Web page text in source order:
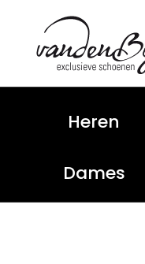
Heren
Dames